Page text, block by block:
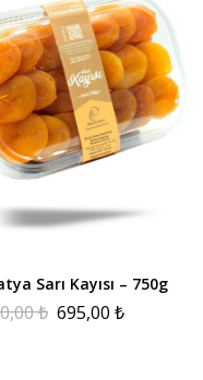
Sarı Kayısı – 750g
₺ 695,00 ₺